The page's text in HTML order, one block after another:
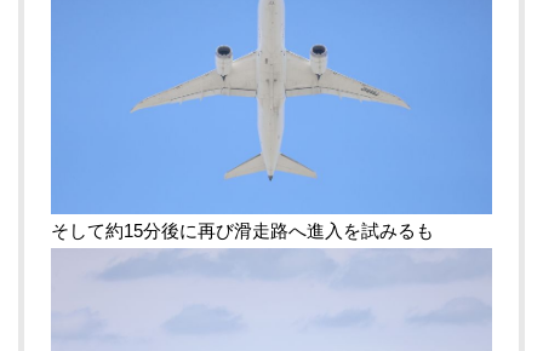
そして約15分後に再び滑走路へ進入を試みるも